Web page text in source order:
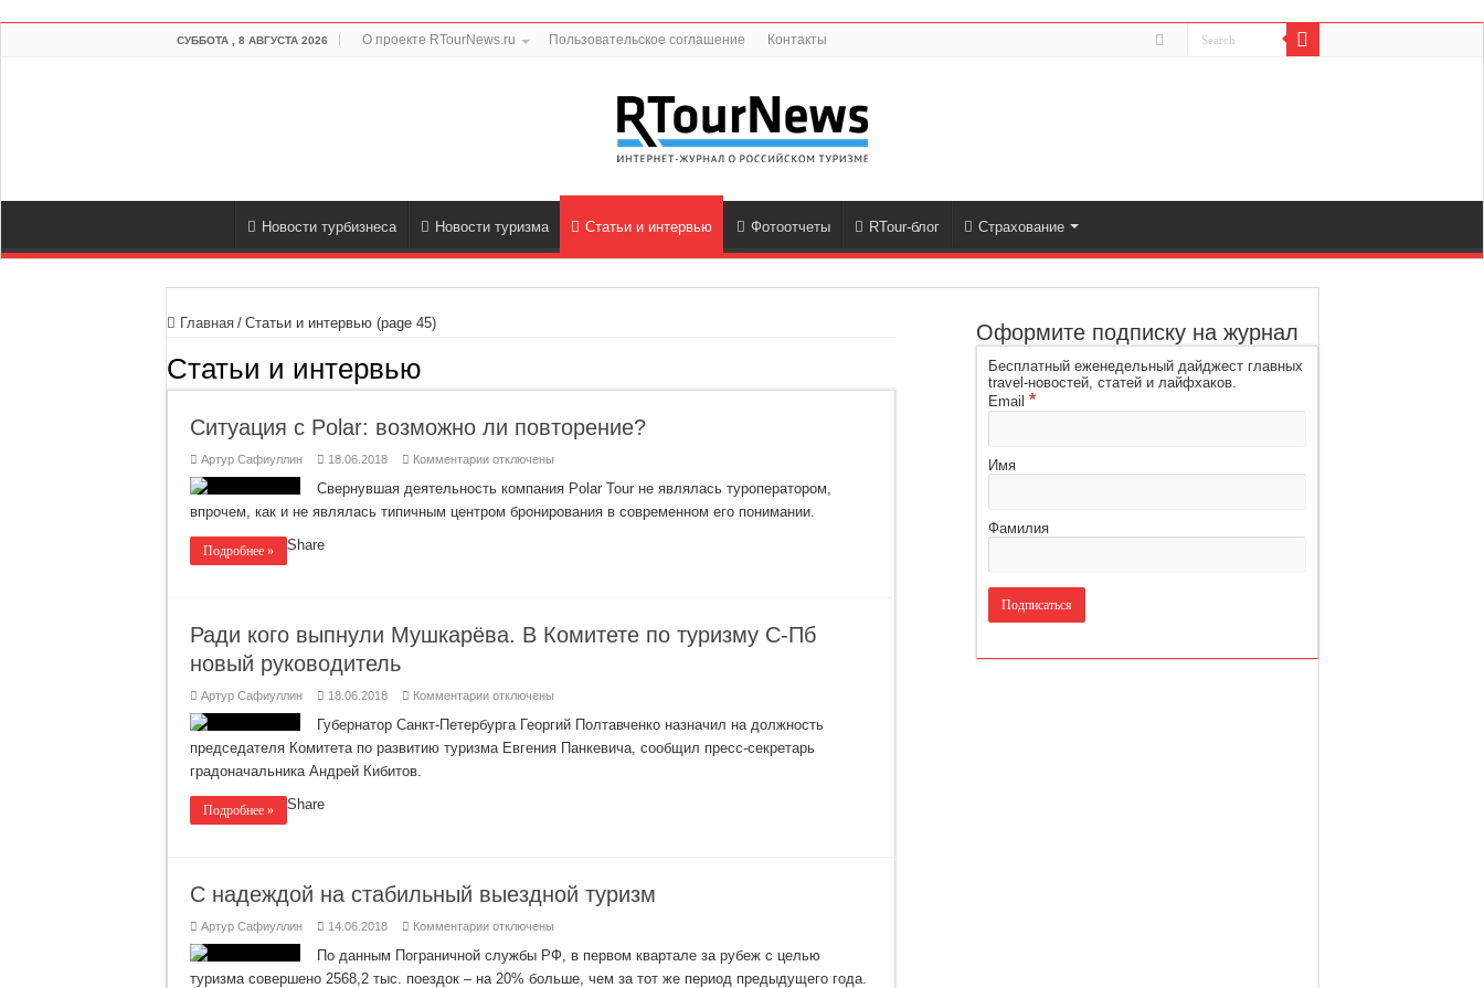
СУББОТА , 8 АВГУСТА 2026 О проекте RTourNews.ru Пользовательское соглашение Контакты
Новости турбизнеса Новости туризма Статьи и интервью Фотоотчеты RTour-блог Страхование
Главная / Статьи и интервью (page 45)
Статьи и интервью
Ситуация с Polar: возможно ли повторение?
Артур Сафиуллин 18.06.2018 Комментариик
Ситуация
с
Polar:
возможно
отключены
Свернувшая деятельность компания Polar Tour не являлась туроператором,
впрочем, как и не являлась типичным центром бронирования в современном его понимании.
Подробнее » Share
Ради кого выпнули Мушкарёва. В Комитете по туризму С-Пб
новый руководитель
Артур Сафиуллин 18.06.2018 Комментариик
Ради
кого
выпнули
отключены
Губернатор Санкт-Петербурга Георгий Полтавченко назначил на должность
председателя Комитета по развитию туризма Евгения Панкевича, сообщил пресс-секретарь
градоначальника Андрей Кибитов.
Подробнее » Share
С надеждой на стабильный выездной туризм
Артур Сафиуллин 14.06.2018 Комментариик
С
надеждой
на
отключены
По данным Пограничной службы РФ, в первом квартале за рубеж с целью
туризма совершено 2568,2 тыс. поездок – на 20% больше, чем за тот же период предыдущего года.
Оформите подписку на журнал
Бесплатный еженедельный дайджест главных
travel-новостей, статей и лайфхаков.
Email *
Имя
Фамилия